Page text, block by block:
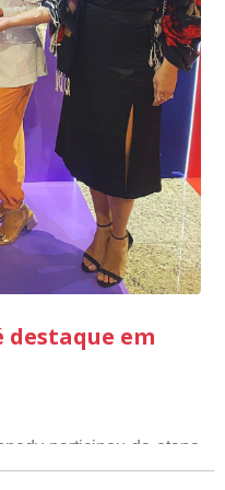
destaque em
participou da etapa
Sebrae Prefeitura